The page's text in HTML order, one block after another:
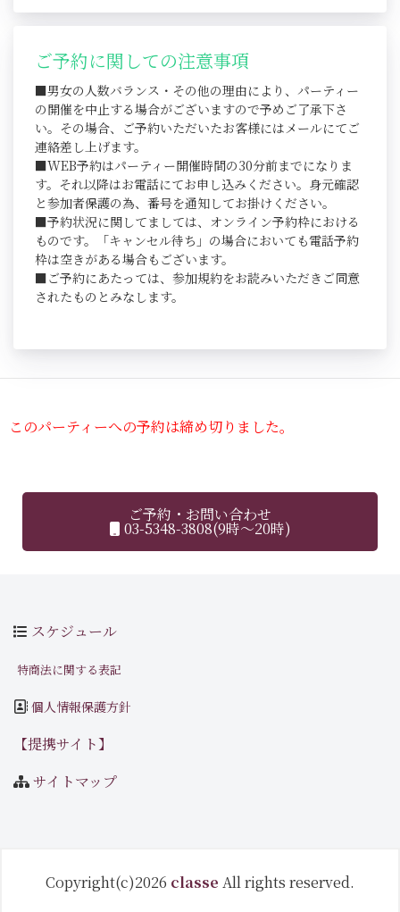
ご予約に関しての注意事項
■男女の人数バランス・その他の理由により、パーティー
の開催を中止する場合がございますので予めご了承下さ
い。その場合、ご予約いただいたお客様にはメールにてご
連絡差し上げます。
■WEB予約はパーティー開催時間の30分前までになりま
す。それ以降はお電話にてお申し込みください。身元確認
と参加者保護の為、番号を通知してお掛けください。
■予約状況に関してましては、オンライン予約枠における
ものです。「キャンセル待ち」の場合においても電話予約
枠は空きがある場合もございます。
■ご予約にあたっては、参加規約をお読みいただきご同意
されたものとみなします。
このパーティーへの予約は締め切りました。
ご予約・お問い合わせ
03-5348-3808(9時～20時)
スケジュール
特商法に関する表記
個人情報保護方針
【提携サイト】
サイトマップ
Copyright(c)2026 classe All rights reserved.